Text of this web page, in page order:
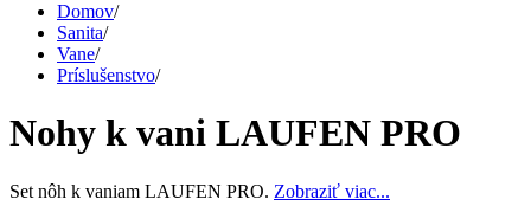
Domov/
Sanita/
Vane/
Príslušenstvo/
Nohy k vani LAUFEN PRO
Set nôh k vaniam LAUFEN PRO. Zobraziť viac...